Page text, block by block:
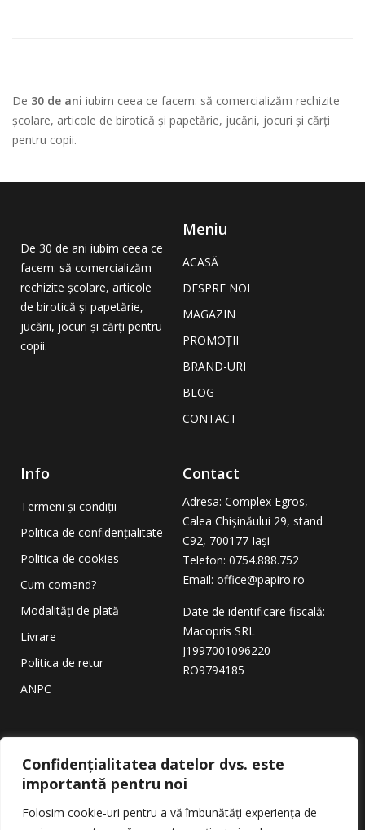
Confidențialitatea datelor dvs. este
importantă pentru noi
Folosim cookie-uri pentru a vă îmbunătăți experiența de
De 30 de ani iubim ceea ce facem: să comercializăm rechizite
școlare, articole de birotică și papetărie, jucării, jocuri și cărți
pentru copii.
De 30 de ani iubim ceea ce
facem: să comercializăm
rechizite școlare, articole
de birotică și papetărie,
jucării, jocuri și cărți pentru
copii.
Meniu
ACASĂ
DESPRE NOI
MAGAZIN
PROMOȚII
BRAND-URI
BLOG
CONTACT
Info
Termeni și condiții
Politica de confidențialitate
Politica de cookies
Cum comand?
Modalități de plată
Livrare
Politica de retur
ANPC
Contact
Adresa: Complex Egros,
Calea Chișinăului 29, stand
C92, 700177 Iași
Telefon: 0754.888.752
Email: office@papiro.ro
Date de identificare fiscală:
Macopris SRL
J1997001096220
RO9794185
Toate drepturile rezervate.